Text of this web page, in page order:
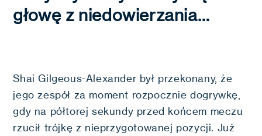
głowę z niedowierzania…
Shai Gilgeous-Alexander był przekonany, że
jego zespół za moment rozpocznie dogrywkę,
gdy na półtorej sekundy przed końcem meczu
rzucił trójkę z nieprzygotowanej pozycji. Już